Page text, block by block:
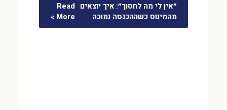
״אין לי מה לחסוך״: איך יוצאים
מהמינוס כשההכנסה נמוכה
Read
More »